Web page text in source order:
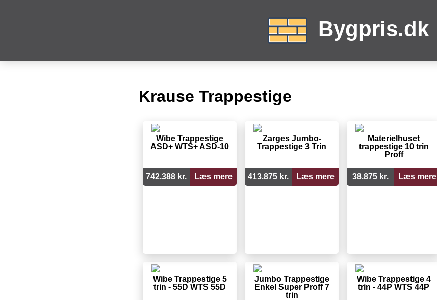
Bygpris.dk
Krause Trappestige
Wibe Trappestige
ASD+ WTS+ ASD-10
742.388 kr. Læs mere
Zarges Jumbo-
Trappestige 3 Trin
413.875 kr. Læs mere
Materielhuset
trappestige 10 trin
Proff
38.875 kr. Læs mere
Wibe Trappestige 5
trin - 55D WTS 55D
Jumbo Trappestige
Enkel Super Proff 7
trin
Wibe Trappestige 4
trin - 44P WTS 44P